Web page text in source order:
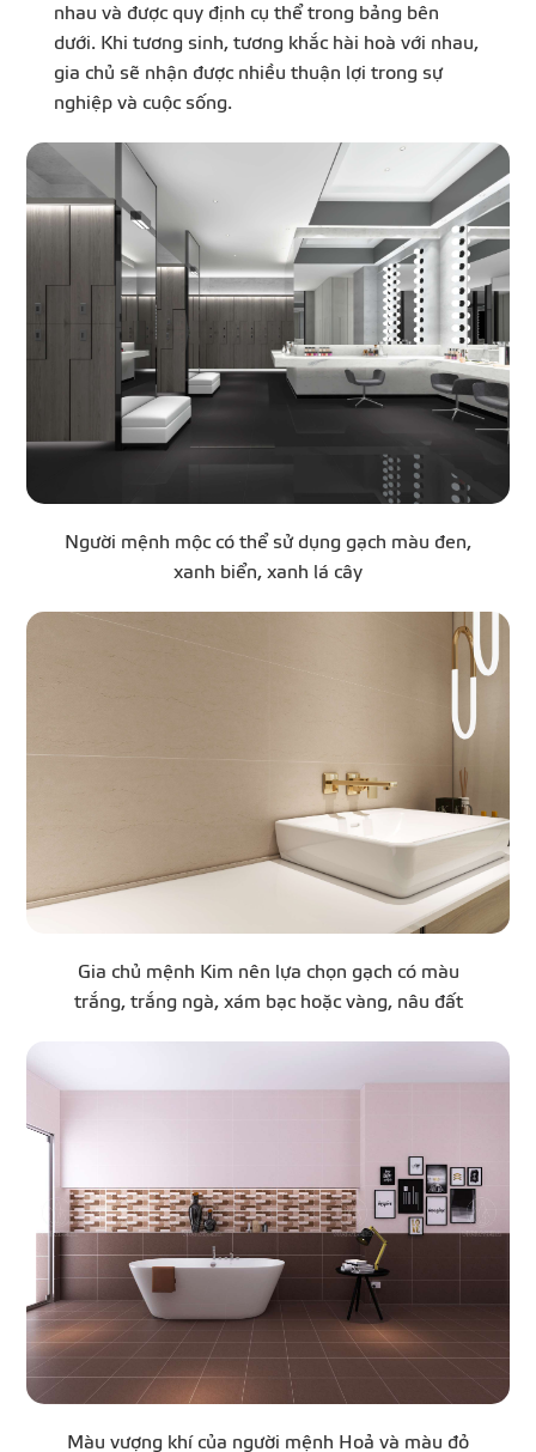
nhau và được quy định cụ thể trong bảng bên
dưới. Khi tương sinh, tương khắc hài hoà với nhau,
gia chủ sẽ nhận được nhiều thuận lợi trong sự
nghiệp và cuộc sống.
Người mệnh mộc có thể sử dụng gạch màu đen,
xanh biển, xanh lá cây
Gia chủ mệnh Kim nên lựa chọn gạch có màu
trắng, trắng ngà, xám bạc hoặc vàng, nâu đất
Màu vượng khí của người mệnh Hoả và màu đỏ